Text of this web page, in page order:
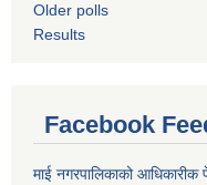
Older polls
Results
Facebook
माई नगरपालिकाको